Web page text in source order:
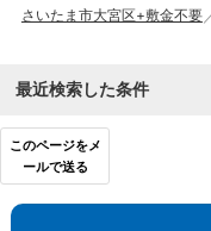
さいたま市大宮区+敷金不要
最近検索した条件
このページをメ
ールで送る